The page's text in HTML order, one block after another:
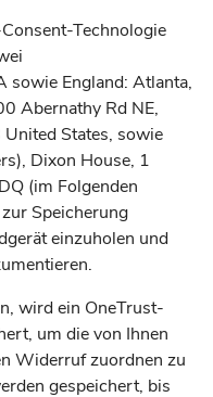
Technologie
sowie England: Atlanta,
Abernathy Rd NE,
States, sowie
Dixon House, 1
(im Folgenden
Speicherung
einzuholen und
wird ein OneTrust-
um die von Ihnen
Widerruf zuordnen zu
gespeichert, bis